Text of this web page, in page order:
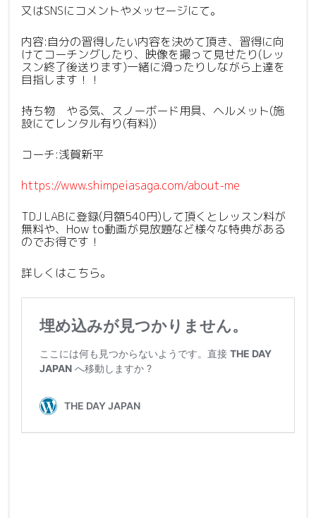
又はSNSにコメントやメッセージにて。
内容:自分の習得したい内容を決めて頂き、習得に向
けてコーチングしたり、映像を撮って見せたり(レッ
スン終了後送ります)一緒に滑ったりしながら上達を
目指します！！
持ち物 やる気、スノーボード用具、ヘルメット(施
設にてレンタル有り(有料))
コーチ:浅賀新平
https://www.shimpeiasaga.com/about-me
TDJ LABに登録(月額540円)して頂くとレッスン料が
無料や、How to動画が見放題など様々な特典がある
のでお得です！
詳しくはこちら。